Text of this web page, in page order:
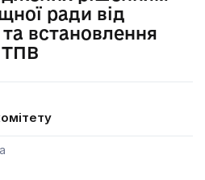
ради від
встановлення
ТПВ